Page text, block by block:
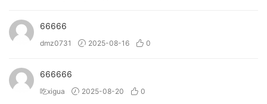
• (New!) Allow you to import your own samples and
personalise the instrument.
• Integrate a wide array of organic sounds into your music.
• Provide inspiration with instant song-starters.
66666
dmz0731 2025-08-16 0
666666
吃xigua 2025-08-20 0